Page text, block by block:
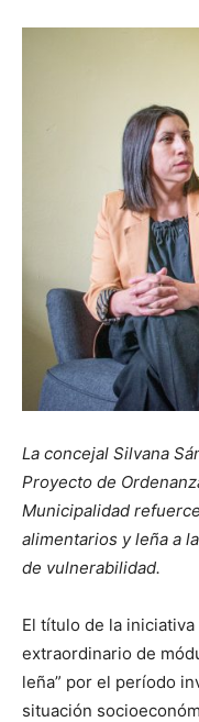
La concejal Silvana
Proyecto de
Municipalidad
alimentarios y leña a
de vulnerabilidad.
El título de la
extraordinario de
leña” por el período
situación